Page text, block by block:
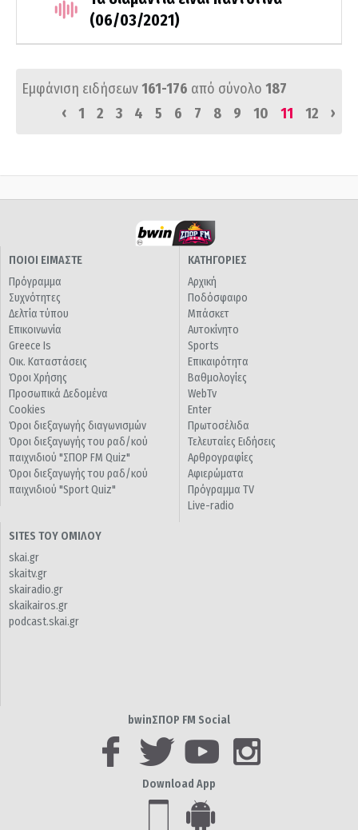
(06/03/2021)
Εμφάνιση ειδήσεων161-176 από σύνολο 187
‹
1 2 3 4 5 6 7 8 9 10 11 12 ›
ΠΟΙΟΙ ΕΙΜΑΣΤΕ
Πρόγραμμα
Συχνότητες
Δελτία τύπου
Επικοινωνία
Greece Is
Οικ. Καταστάσεις
Όροι Χρήσης
Προσωπικά Δεδομένα
Cookies
Όροι διεξαγωγής διαγωνισμών
Όροι διεξαγωγής του ραδ/κού
παιχνιδιού "ΣΠΟΡ FM Quiz"
Όροι διεξαγωγής του ραδ/κού
παιχνιδιού "Sport Quiz"
ΚΑΤΗΓΟΡΙΕΣ
Αρχική
Ποδόσφαιρο
Μπάσκετ
Αυτοκίνητο
Sports
Επικαιρότητα
Βαθμολογίες
WebTv
Enter
Πρωτοσέλιδα
Τελευταίες Ειδήσεις
Αρθρογραφίες
Αφιερώματα
Πρόγραμμα TV
Live-radio
SITES ΤΟΥ ΟΜΙΛΟΥ
skai.gr
skaitv.gr
skairadio.gr
skaikairos.gr
podcast.skai.gr
bwinΣΠΟΡ FM Social
Download App